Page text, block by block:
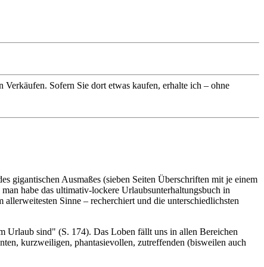
Sofern Sie dort etwas kaufen, erhalte ich – ohne
gigantischen Ausmaßes (sieben Seiten Überschriften mit je einem
habe das ultimativ-lockere Urlaubsunterhaltungsbuch in
Sinne – recherchiert und die unterschiedlichsten
Urlaub sind" (S. 174). Das Loben fällt uns in allen Bereichen
kurzweiligen, phantasievollen, zutreffenden (bisweilen auch